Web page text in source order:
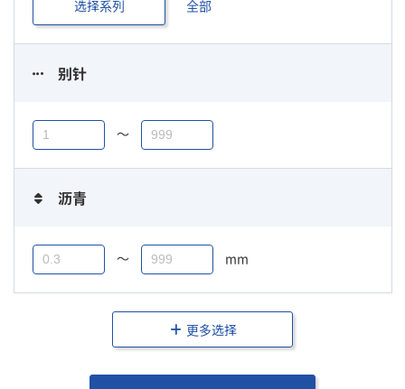
选择系列 全部
别针
〜
沥青
〜 mm
更多选择